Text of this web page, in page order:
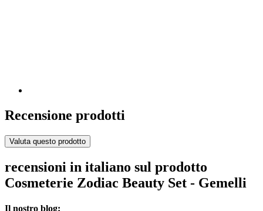
Recensione prodotti
Valuta questo prodotto
recensioni in italiano sul prodotto
Cosmeterie Zodiac Beauty Set - Gemelli
Il nostro blog: